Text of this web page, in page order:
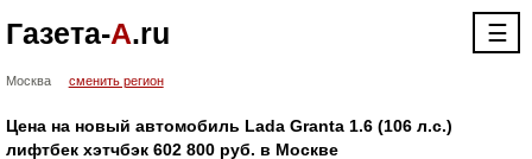
Газета-А.ru ☰
Москва сменить регион
Цена на новый автомобиль Lada Granta 1.6 (106 л.с.)
лифтбек хэтчбэк 602 800 руб. в Москве